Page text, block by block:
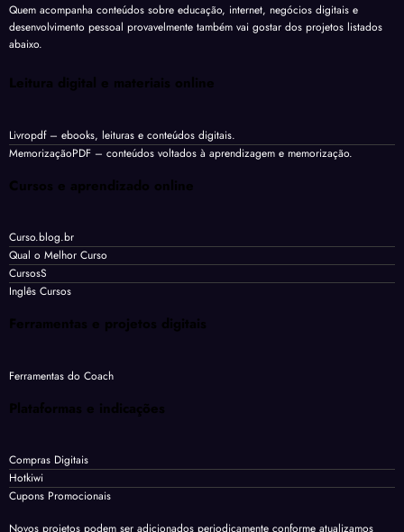
Quem acompanha conteúdos sobre educação, internet, negócios digitais e
desenvolvimento pessoal provavelmente também vai gostar dos projetos listados
abaixo.
Leitura digital e materiais online
Livropdf– ebooks, leituras e conteúdos digitais.
MemorizaçãoPDF – conteúdos voltados à aprendizagem e memorização.
Cursos e aprendizado online
Curso.blog.br
Qual o Melhor Curso
CursosS
Inglês Cursos
Ferramentas e projetos digitais
Ferramentas do Coach
Plataformas e indicações
Compras Digitais
Hotkiwi
Cupons Promocionais
Novos projetos podem ser adicionados periodicamente conforme atualizamos